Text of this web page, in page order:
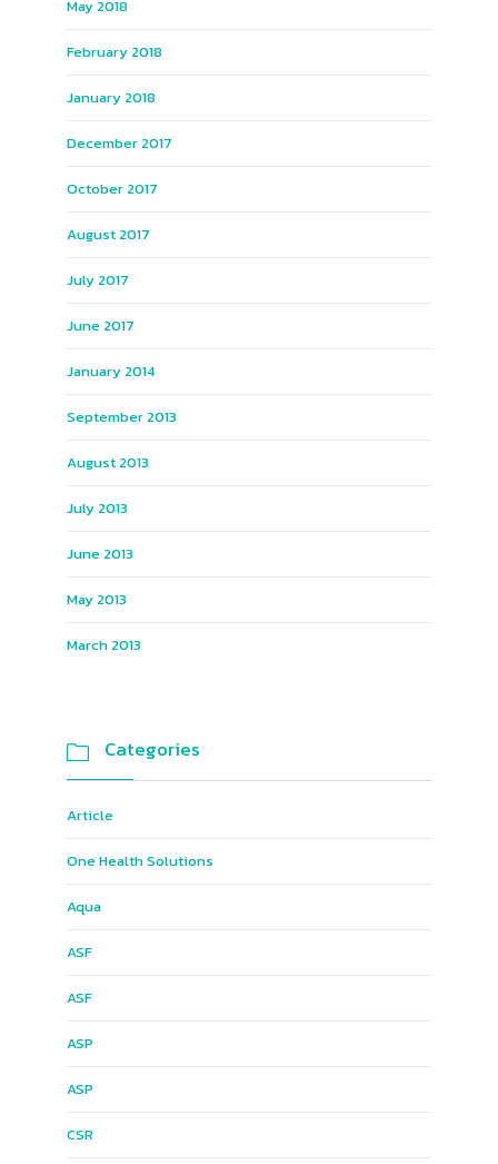
May 2018
February 2018
January 2018
December 2017
October 2017
August 2017
July 2017
June 2017
January 2014
September 2013
August 2013
July 2013
June 2013
May 2013
March 2013
 Categories
Article
One Health Solutions
Aqua
ASF
ASF
ASP
ASP
CSR